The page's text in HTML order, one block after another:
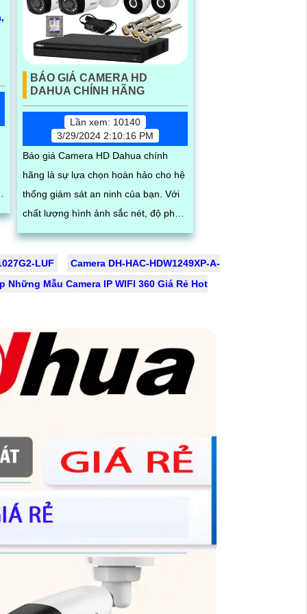
BÁO GIÁ CAMERA HD
DAHUA CHÍNH HÃNG
Lần xem: 10140
3/29/2024 2:10:16 PM
Báo giá Camera HD Dahua chính
hãng là sự lựa chọn hoàn hảo cho hệ
thống giám sát an ninh của bạn. Với
chất lượng hình ảnh sắc nét, độ phân
giải cao và tính năng thông minh, các
dụng
LUF
Camera DH-HAC-HDW1249XP-A-
Những Mẫu Camera IP WIFI 360 Giá Rẻ Hot